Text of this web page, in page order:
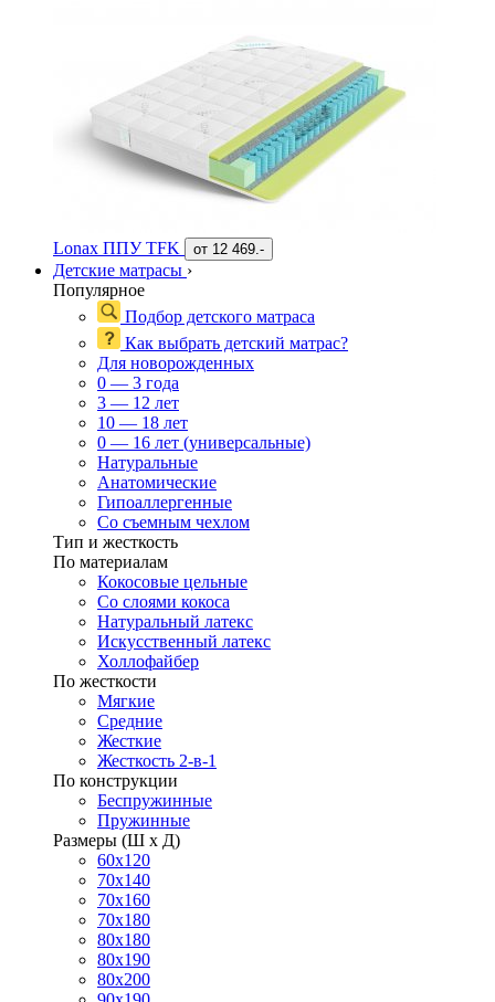
Lonax ППУ TFK от 12 469.-
Детские матрасы ›
Популярное
Подбор детского матраса
Как выбрать детский матрас?
Для новорожденных
0 — 3 года
3 — 12 лет
10 — 18 лет
0 — 16 лет (универсальные)
Натуральные
Анатомические
Гипоаллергенные
Со съемным чехлом
Тип и жесткость
По материалам
Кокосовые цельные
Со слоями кокоса
Натуральный латекс
Искусственный латекс
Холлофайбер
По жесткости
Мягкие
Средние
Жесткие
Жесткость 2-в-1
По конструкции
Беспружинные
Пружинные
Размеры (Ш х Д)
60х120
70х140
70х160
70х180
80х180
80х190
80х200